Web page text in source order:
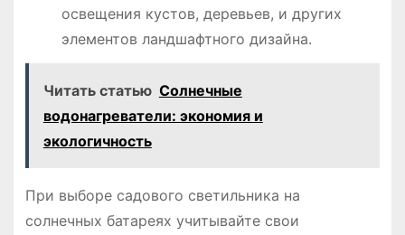
освещения кустов, деревьев, и других
элементов ландшафтного дизайна.
Читать статью Солнечные
водонагреватели: экономия и
экологичность
При выборе садового светильника на
солнечных батареях учитывайте свои